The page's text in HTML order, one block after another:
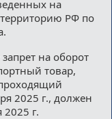
на
РФ по
на оборот
товар,
2025 г., должен
г.